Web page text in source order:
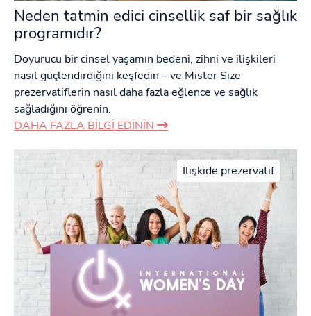
Neden tatmin edici cinsellik saf bir sağlık
programıdır?
Doyurucu bir cinsel yaşamın bedeni, zihni ve ilişkileri
nasıl güçlendirdiğini keşfedin – ve Mister Size
prezervatiflerin nasıl daha fazla eğlence ve sağlık
sağladığını öğrenin.
DAHA FAZLA BILGI EDININ
İlişkide prezervatif